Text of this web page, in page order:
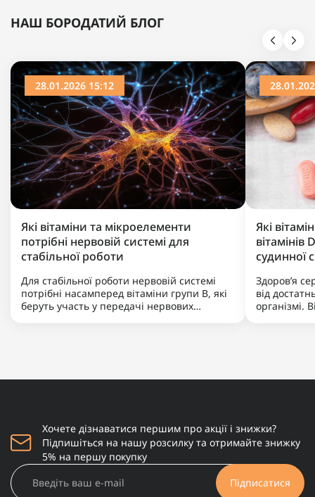
НАШ БОРОДАТИЙ БЛОГ
28.01.2026 15:12
Які вітаміни та мікроелементи
потрібні нервовій системі для
стабільної роботи
Для стабільної роботи нервовій системі
потрібні насамперед вітаміни групи B, які
беруть участь у передачі нервових
Які
вітамінів
судинної
Здоров’я
від
організмі.
Хочете дізнаватися першим про акції і знижки?
Підпишіться на нашу розсилку та отримайте знижку
5% на першу покупку
Підписатися